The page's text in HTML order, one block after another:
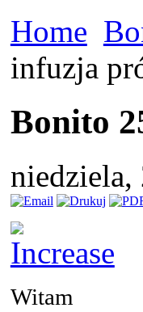
Home
infuzja
Bonito
Witam